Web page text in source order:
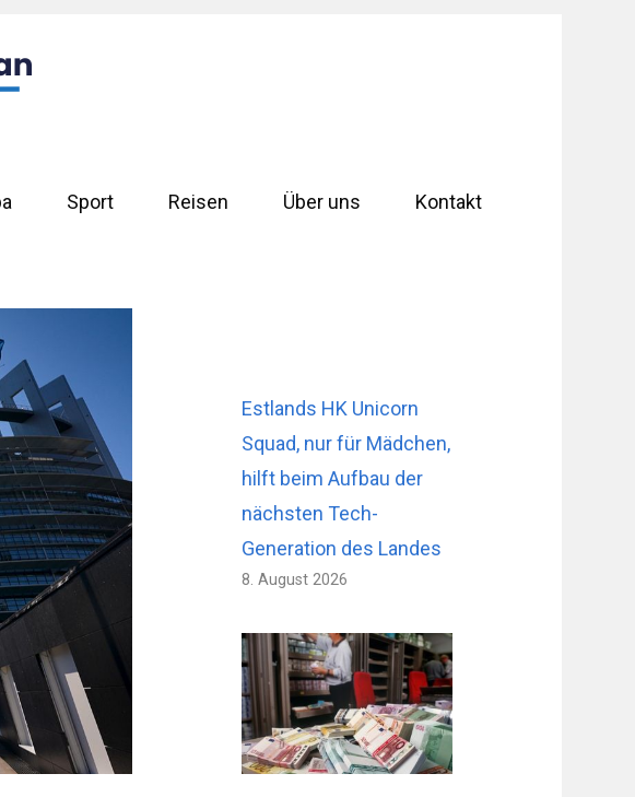
Sport Reisen Über uns Kontakt
Estlands HK Unicorn
Squad, nur für Mädchen,
hilft beim Aufbau der
nächsten Tech-
Generation des Landes
8. August 2026